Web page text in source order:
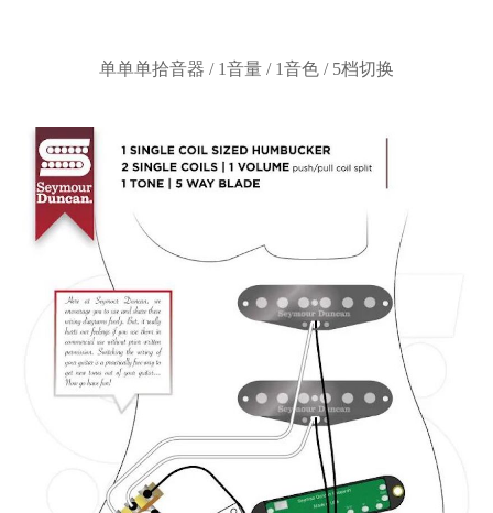
单单单拾音器 / 1音量 / 1音色 / 5档切换